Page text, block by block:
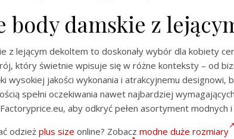
body damskie z
z lejącym dekoltem to doskonały wybór dla kobiety
który świetnie wpisuje się w różne konteksty – od
wysokiej jakości wykonania i atrakcyjnemu designowi,
spełni oczekiwania nawet najbardziej
aby odkryć pełen asortyment modnych
odzież plus size online? Zobacz modne duże rozmiary